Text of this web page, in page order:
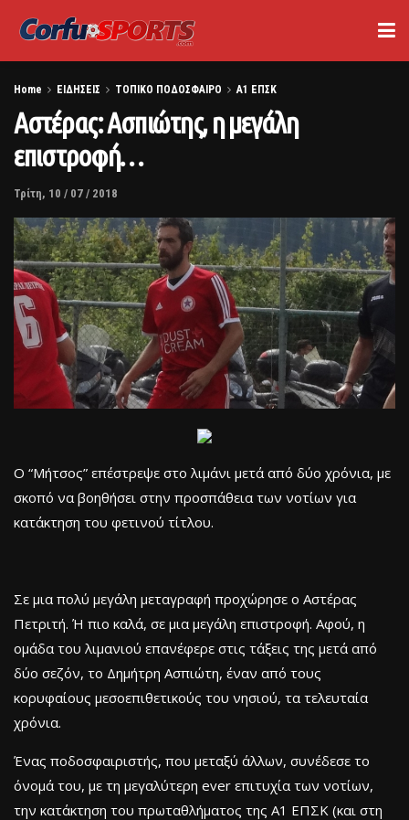
Home ΕΙΔΗΣΕΙΣ ΤΟΠΙΚΟ ΠΟΔΟΣΦΑΙΡΟ Α1 ΕΠΣΚ
Αστέρας: Ασπιώτης, η μεγάλη
επιστροφή…
Τρίτη, 10 / 07 / 2018
Ο “Μήτσος” επέστρεψε στο λιμάνι μετά από δύο χρόνια, με
σκοπό να βοηθήσει στην προσπάθεια των νοτίων για
κατάκτηση του φετινού τίτλου.
Σε μια πολύ μεγάλη μεταγραφή προχώρησε ο Αστέρας
Πετριτή. Ή πιο καλά, σε μια μεγάλη επιστροφή. Αφού, η
ομάδα του λιμανιού επανέφερε στις τάξεις της μετά από
δύο σεζόν, το Δημήτρη Ασπιώτη, έναν από τους
κορυφαίους μεσοεπιθετικούς του νησιού, τα τελευταία
χρόνια.
Ένας ποδοσφαιριστής, που μεταξύ άλλων, συνέδεσε το
όνομά του, με τη μεγαλύτερη ever επιτυχία των νοτίων,
την κατάκτηση του πρωταθλήματος της Α1 ΕΠΣΚ (και στη